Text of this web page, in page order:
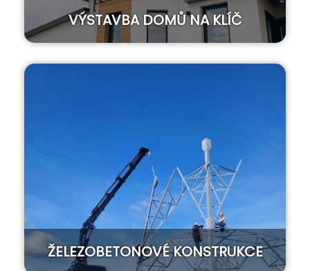
VÝSTAVBA DOMŮ NA KLÍČ
ŽELEZOBETONOVÉ KONSTRUKCE